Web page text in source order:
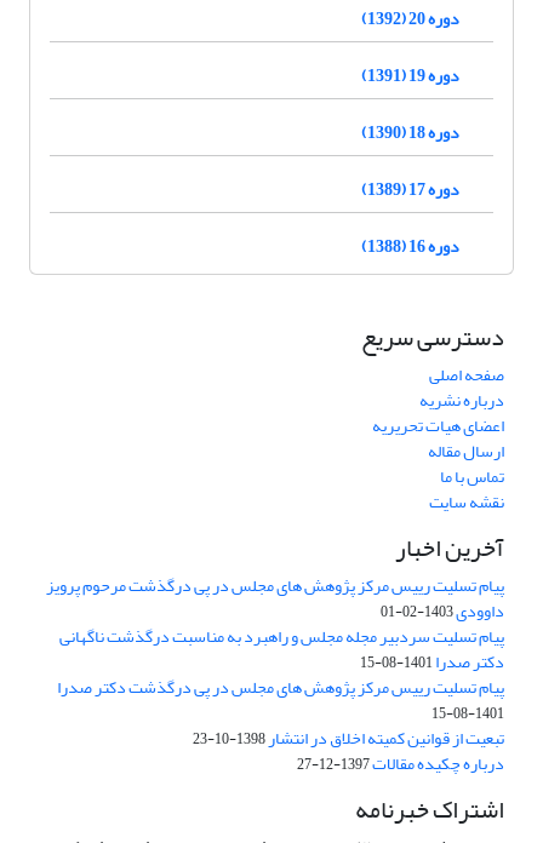
دوره 20 (1392)
دوره 19 (1391)
دوره 18 (1390)
دوره 17 (1389)
دوره 16 (1388)
دسترسی سریع
صفحه اصلی
درباره نشریه
اعضای هیات تحریریه
ارسال مقاله
تماس با ما
نقشه سایت
آخرین اخبار
پیام تسلیت رییس مرکز پژوهش های مجلس در پی درگذشت مرحوم پرویز
داوودی1403-02-01
پیام تسلیت سردبیر مجله مجلس و راهبرد به مناسبت درگذشت ناگهانی
دکتر صدرا1401-08-15
پیام تسلیت رییس مرکز پژوهش های مجلس در پی درگذشت دکتر صدرا
1401-08-15
تبعیت از قوانین کمیته اخلاق در انتشار1398-10-23
درباره چکیده مقالات1397-12-27
اشتراک خبرنامه